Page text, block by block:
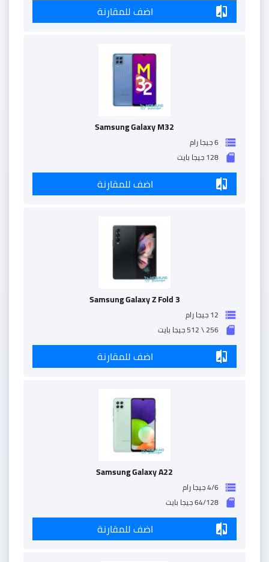
compare اضف للمقارنة
Samsung Galaxy M32
storage 6 جيجا رام
sd_storage 128 جيجا بايت
compare اضف للمقارنة
Samsung Galaxy Z Fold 3
storage 12 جيجا رام
sd_storage 256 \ 512 جيجا بايت
compare اضف للمقارنة
Samsung Galaxy A22
storage 4/6 جيجا رام
sd_storage 64/128 جيجا بايت
compare اضف للمقارنة